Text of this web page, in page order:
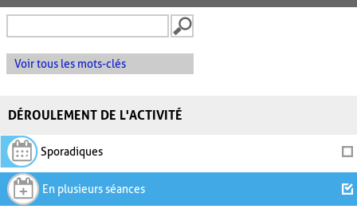
Voir tous les mots-clés
DÉROULEMENT DE L'ACTIVITÉ
Sporadiques
En plusieurs séances